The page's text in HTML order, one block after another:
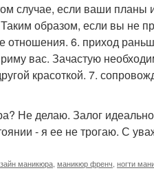
случае, если ваши планы
Таким образом, если вы не
6. приход
вас. Зачастую
красоткой. 7.
Не делаю. Залог
- я ее не трогаю. С
маникюра маникюр френч ногти